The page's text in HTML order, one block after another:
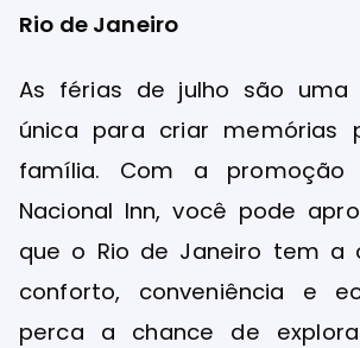
Rio de Janeiro
As férias de julho são uma
única para criar memórias
família. Com a promoção
Nacional Inn, você pode
que o Rio de Janeiro tem a
conforto, conveniência e
perca a chance de